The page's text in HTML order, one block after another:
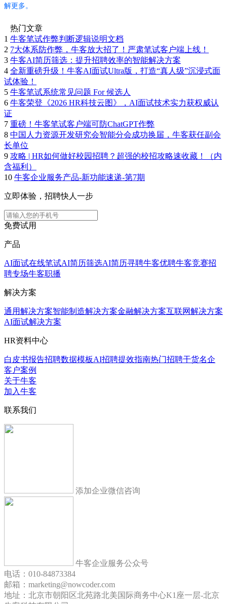
解更多。
热门文章
1 牛客笔试作弊判断逻辑说明文档
2 7大体系防作弊，牛客放大招了！严肃笔试客户端上线！
3 牛客AI简历筛选：提升招聘效率的智能解决方案
4 全新重磅升级！牛客AI面试Ultra版，打造“真人级”沉浸式面
试体验！
5 牛客笔试系统常见问题 For 候选人
6 牛客荣登《2026 HR科技云图》，AI面试技术实力获权威认
证
7 重磅！牛客笔试客户端可防ChatGPT作弊
8 中国人力资源开发研究会智能分会成功换届，牛客获任副会
长单位
9 攻略 | HR如何做好校园招聘？超强的校招攻略速收藏！（内
含福利）
10 牛客企业服务产品-新功能速递-第7期
立即体验，招聘快人一步
免费试用
产品
AI面试在线笔试AI简历筛选AI简历寻聘牛客优聘牛客竞赛招
聘专场牛客职播
解决方案
通用解决方案智能制造解决方案金融解决方案互联网解决方案
AI面试解决方案
HR资料中心
白皮书报告招聘数据模板AI招聘提效指南热门招聘干货名企
客户案例
关于牛客
加入牛客
联系我们
添加企业微信咨询
牛客企业服务公众号
电话：010-84873384
邮箱：marketing@nowcoder.com
地址：北京市朝阳区北苑路北美国际商务中心K1座一层-北京